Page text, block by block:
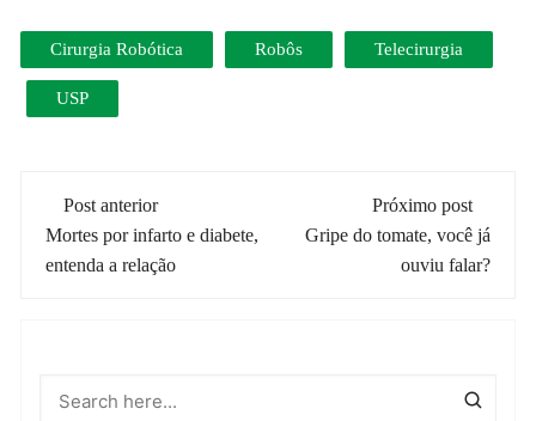
Cirurgia Robótica Robôs Telecirurgia
USP
Navegação
de
Post anterior
Mortes por infarto e diabete,
entenda a relação
Próximo post
Gripe do tomate, você já
ouviu falar?